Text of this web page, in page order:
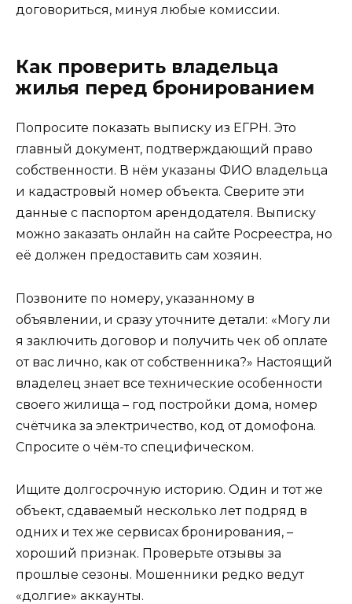
договориться, минуя любые комиссии.
Как проверить владельца
жилья перед бронированием
Попросите показать выписку из ЕГРН. Это
главный документ, подтверждающий право
собственности. В нём указаны ФИО владельца
и кадастровый номер объекта. Сверите эти
данные с паспортом арендодателя. Выписку
можно заказать онлайн на сайте Росреестра, но
её должен предоставить сам хозяин.
Позвоните по номеру, указанному в
объявлении, и сразу уточните детали: «Могу ли
я заключить договор и получить чек об оплате
от вас лично, как от собственника?» Настоящий
владелец знает все технические особенности
своего жилища – год постройки дома, номер
счётчика за электричество, код от домофона.
Спросите о чём-то специфическом.
Ищите долгосрочную историю. Один и тот же
объект, сдаваемый несколько лет подряд в
одних и тех же сервисах бронирования, –
хороший признак. Проверьте отзывы за
прошлые сезоны. Мошенники редко ведут
«долгие» аккаунты.